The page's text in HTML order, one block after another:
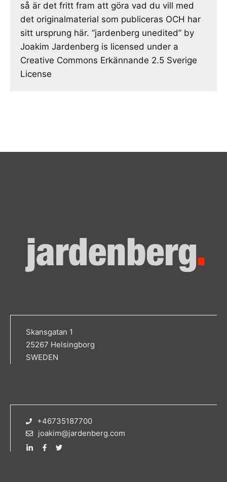
så är det fritt fram att göra vad du vill med
det originalmaterial som publiceras OCH har
sitt ursprung här. ”jardenberg unedited” by
Joakim Jardenberg is licensed under a
Creative Commons Erkännande 2.5 Sverige
License
Skansgatan 1
25267 Helsingborg
SWEDEN
+46735187700
joakim@jardenberg.com